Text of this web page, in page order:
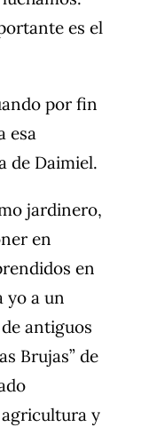
es el
por fin
esa
de Daimiel.
jardinero,
en
en
yo a un
antiguos
Brujas” de
y